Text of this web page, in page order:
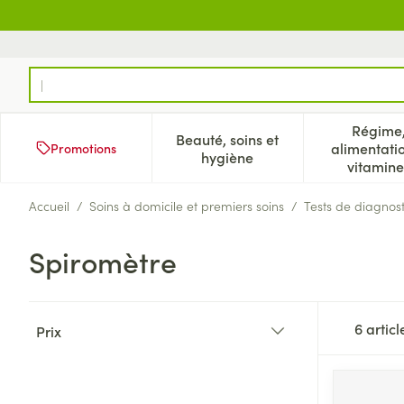
Rechercher
Promotions
Beauté, soins et
hygièneAfficher le sous-menu
Régime,
Accueil / Soins à domicile et premiers soins / Tests de
Spiromètre
Prix
6